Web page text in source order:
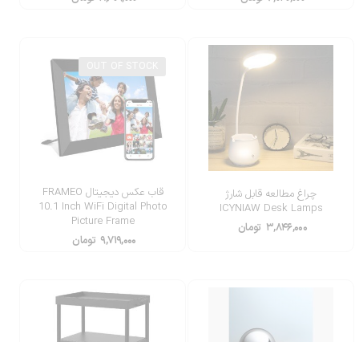
چراغ مطالعه قابل شارژ
ICYNIAW Desk Lamps
۳,۸۴۶,۰۰۰ تومان
قاب عکس دیجیتال FRAMEO
10.1 Inch WiFi Digital Photo
Picture Frame
۹,۷۱۹,۰۰۰ تومان